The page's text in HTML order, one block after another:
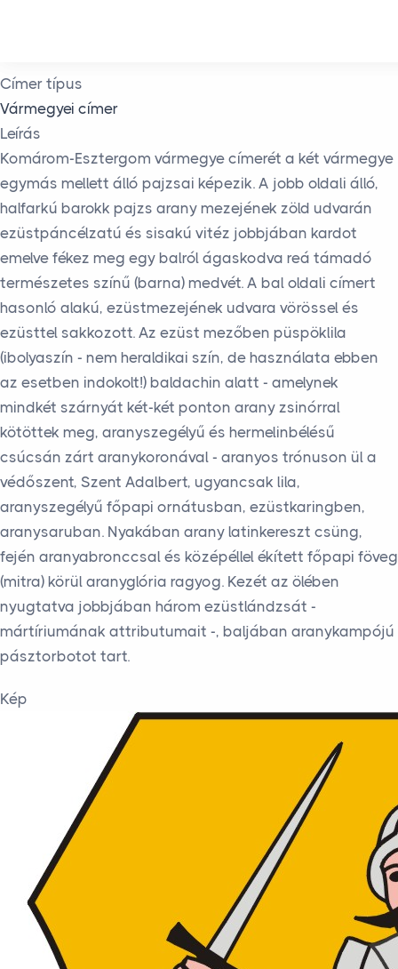
Címer típus
Vármegyei címer
Leírás
Komárom-Esztergom vármegye címerét a két vármegye
egymás mellett álló pajzsai képezik. A jobb oldali álló,
halfarkú barokk pajzs arany mezejének zöld udvarán
ezüstpáncélzatú és sisakú vitéz jobbjában kardot
emelve fékez meg egy balról ágaskodva reá támadó
természetes színű (barna) medvét. A bal oldali címert
hasonló alakú, ezüstmezejének udvara vörössel és
ezüsttel sakkozott. Az ezüst mezőben püspöklila
(ibolyaszín - nem heraldikai szín, de használata ebben
az esetben indokolt!) baldachin alatt - amelynek
mindkét szárnyát két-két ponton arany zsinórral
kötöttek meg, aranyszegélyű és hermelinbélésű
csúcsán zárt aranykoronával - aranyos trónuson ül a
védőszent, Szent Adalbert, ugyancsak lila,
aranyszegélyű főpapi ornátusban, ezüstkaringben,
aranysaruban. Nyakában arany latinkereszt csüng,
fején aranyabronccsal és középéllel ékített főpapi föveg
(mitra) körül aranyglória ragyog. Kezét az ölében
nyugtatva jobbjában három ezüstlándzsát -
mártíriumának attributumait -, baljában aranykampójú
pásztorbotot tart.
Kép